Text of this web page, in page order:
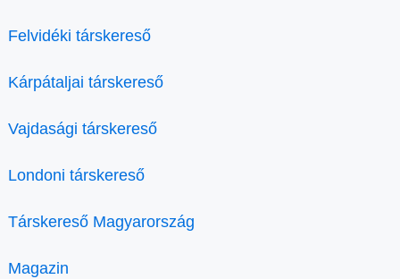
Felvidéki társkereső
Kárpátaljai társkereső
Vajdasági társkereső
Londoni társkereső
Társkereső Magyarország
Magazin